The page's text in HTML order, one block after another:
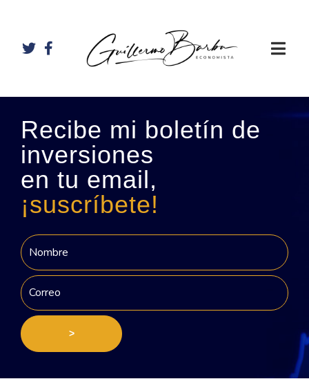
Recibe mi boletín de
inversiones
en tu email,
¡suscríbete!
>